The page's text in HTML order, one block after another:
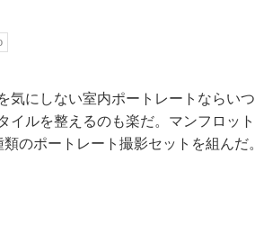
気にしない室内ポートレートならい
イルを整えるのも楽だ。マンフロッ
のポートレート撮影セットを組んだ